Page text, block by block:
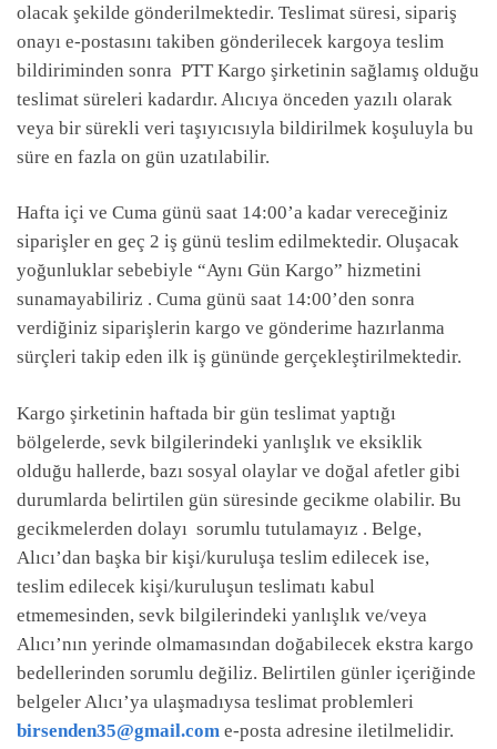
olacak şekilde gönderilmektedir. Teslimat süresi, sipariş
onayı e-postasını takiben gönderilecek kargoya teslim
bildiriminden sonra PTT Kargo şirketinin sağlamış olduğu
teslimat süreleri kadardır. Alıcıya önceden yazılı olarak
veya bir sürekli veri taşıyıcısıyla bildirilmek koşuluyla bu
süre en fazla on gün uzatılabilir.
Hafta içi ve Cuma günü saat 14:00’a kadar vereceğiniz
siparişler en geç 2 iş günü teslim edilmektedir. Oluşacak
yoğunluklar sebebiyle “Aynı Gün Kargo” hizmetini
sunamayabiliriz . Cuma günü saat 14:00’den sonra
verdiğiniz siparişlerin kargo ve gönderime hazırlanma
sürçleri takip eden ilk iş gününde gerçekleştirilmektedir.
Kargo şirketinin haftada bir gün teslimat yaptığı
bölgelerde, sevk bilgilerindeki yanlışlık ve eksiklik
olduğu hallerde, bazı sosyal olaylar ve doğal afetler gibi
durumlarda belirtilen gün süresinde gecikme olabilir. Bu
gecikmelerden dolayı sorumlu tutulamayız . Belge,
Alıcı’dan başka bir kişi/kuruluşa teslim edilecek ise,
teslim edilecek kişi/kuruluşun teslimatı kabul
etmemesinden, sevk bilgilerindeki yanlışlık ve/veya
Alıcı’nın yerinde olmamasından doğabilecek ekstra kargo
bedellerinden sorumlu değiliz. Belirtilen günler içeriğinde
belgeler Alıcı’ya ulaşmadıysa teslimat problemleri
birsenden35@gmail.com e-posta adresine iletilmelidir.